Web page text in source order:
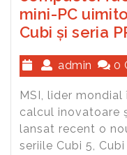
mini-PC
Cubi și seria
admin 0
MSI, lider
calcul inovatoare
lansat recent o
seriile Cubi 5, Cubi